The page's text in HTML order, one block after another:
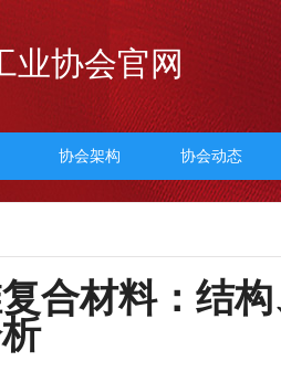
业协会官网
协会架构 协会动态
合材料：结